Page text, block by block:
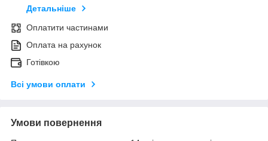
Детальніше
Оплатити частинами
Оплата на рахунок
Готівкою
Всі умови оплати
Умови повернення